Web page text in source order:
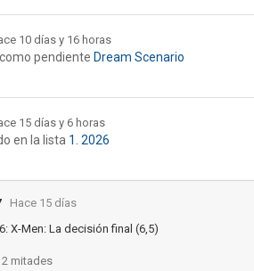
10 días y 16 horas
pendiente Dream Scenario
15 días y 6 horas
en la lista 1. 2026
Hace 15 días
X-Men: La decisión final (6,5)
mitades